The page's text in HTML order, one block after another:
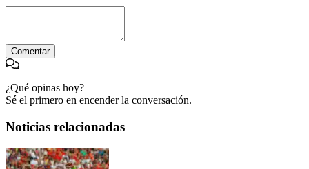
Comentar
¿Qué opinas hoy?
Sé el primero en encender la conversación.
Noticias relacionadas